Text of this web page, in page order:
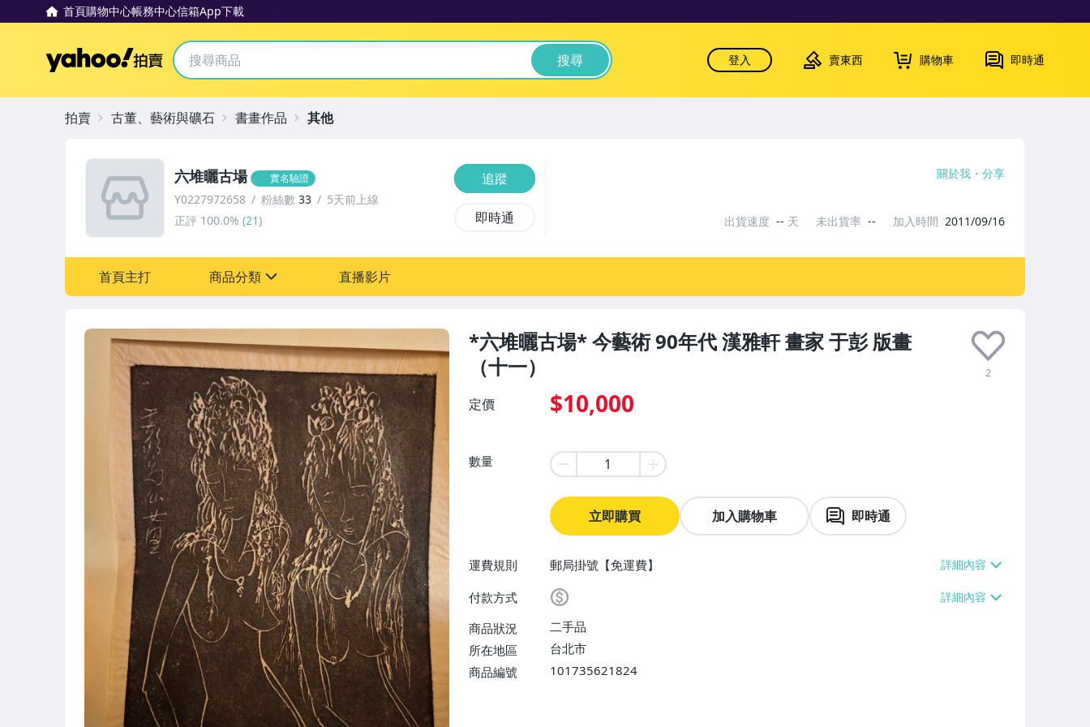
首頁購物中心帳務中心信箱App下載
Yahoo拍賣 搜尋 登入 賣東西 購物車 即時通
*六堆曬古場* 今藝術 90年代 漢雅軒 畫家 于彭 版畫
（十一）
2
定價 $10,000
數量
立即購買 加入購物車 即時通
運費規則
郵局掛號【免運費】
付款方式
商品狀況
二手品
所在地區
台北市
商品編號
101735621824
六堆曬古場 實名驗證
Y0227972658 粉絲數 33
5天前上線
正評 100.0% (21)
追蹤
即時通
關於我 分享
出貨速度 -- 天 未出貨率 -- 加入時間 2011/09/16
首頁主打 商品分類 直播影片
拍賣 古董、藝術與礦石 書畫作品 其他